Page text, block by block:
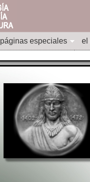
páginas especiales el